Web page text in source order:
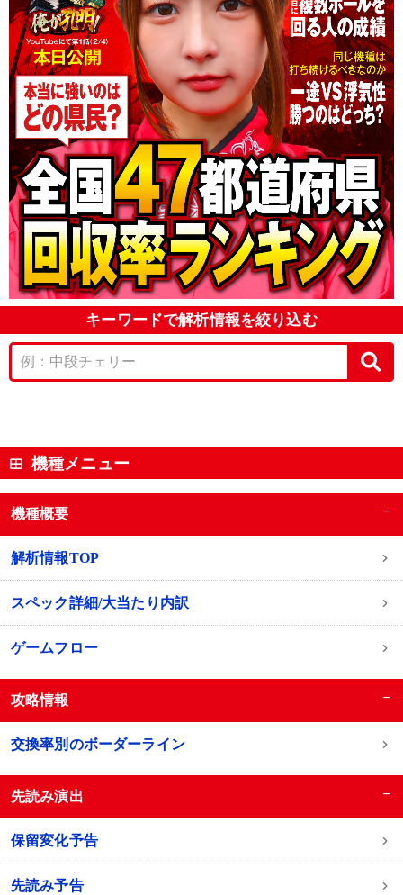
キーワードで解析情報を絞り込む
機種メニュー
機種概要 −
解析情報TOP
スペック詳細/大当たり内訳
ゲームフロー
攻略情報 −
交換率別のボーダーライン
先読み演出 −
保留変化予告
先読み予告